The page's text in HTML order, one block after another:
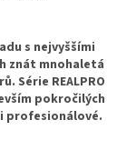
s nejvyššími
znát mnohaletá
REALPRO
pokročilých
profesionálové.